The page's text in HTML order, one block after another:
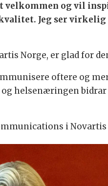
og vil
Jeg ser
Norge, er glad for
oftere og
helsenæringen
i Novartis